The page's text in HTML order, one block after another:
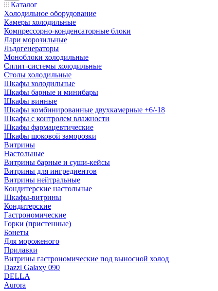
Каталог
Холодильное оборудование
Камеры холодильные
Компрессорно-конденсаторные блоки
Лари морозильные
Льдогенераторы
Моноблоки холодильные
Сплит-системы холодильные
Столы холодильные
Шкафы холодильные
Шкафы барные и минибары
Шкафы винные
Шкафы комбинированные двухкамерные +6/-18
Шкафы с контролем влажности
Шкафы фармацевтические
Шкафы шоковой заморозки
Витрины
Настольные
Витрины барные и суши-кейсы
Витрины для ингредиентов
Витрины нейтральные
Кондитерские настольные
Шкафы-витрины
Кондитерские
Гастрономические
Горки (пристенные)
Бонеты
Для мороженого
Прилавки
Витрины гастрономические под выносной холод
Dazzl Galaxy 090
DELLA
Aurora